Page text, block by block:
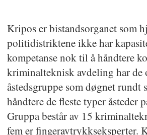
Kripos er bistandsorganet som
politidistriktene ikke har
kompetanse nok til å håndtere
kriminalteknisk avdeling har de
åstedsgruppe som døgnet rundt
håndtere de fleste typer åsteder
Gruppa består av 15
fem er fingeravtrykkseksperter.